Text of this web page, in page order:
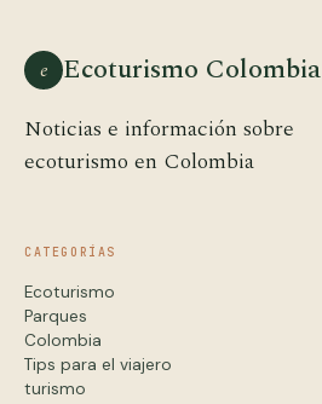
e Ecoturismo Colombia
Noticias e información sobre
ecoturismo en Colombia
CATEGORÍAS
Ecoturismo
Parques
Colombia
Tips para el viajero
turismo